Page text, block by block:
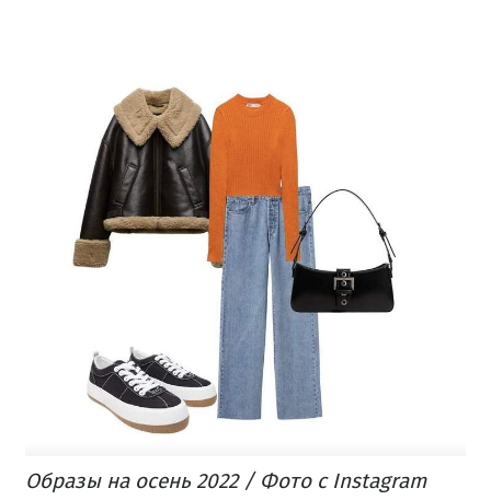
Образы на осень 2022 / Фото с Instagram